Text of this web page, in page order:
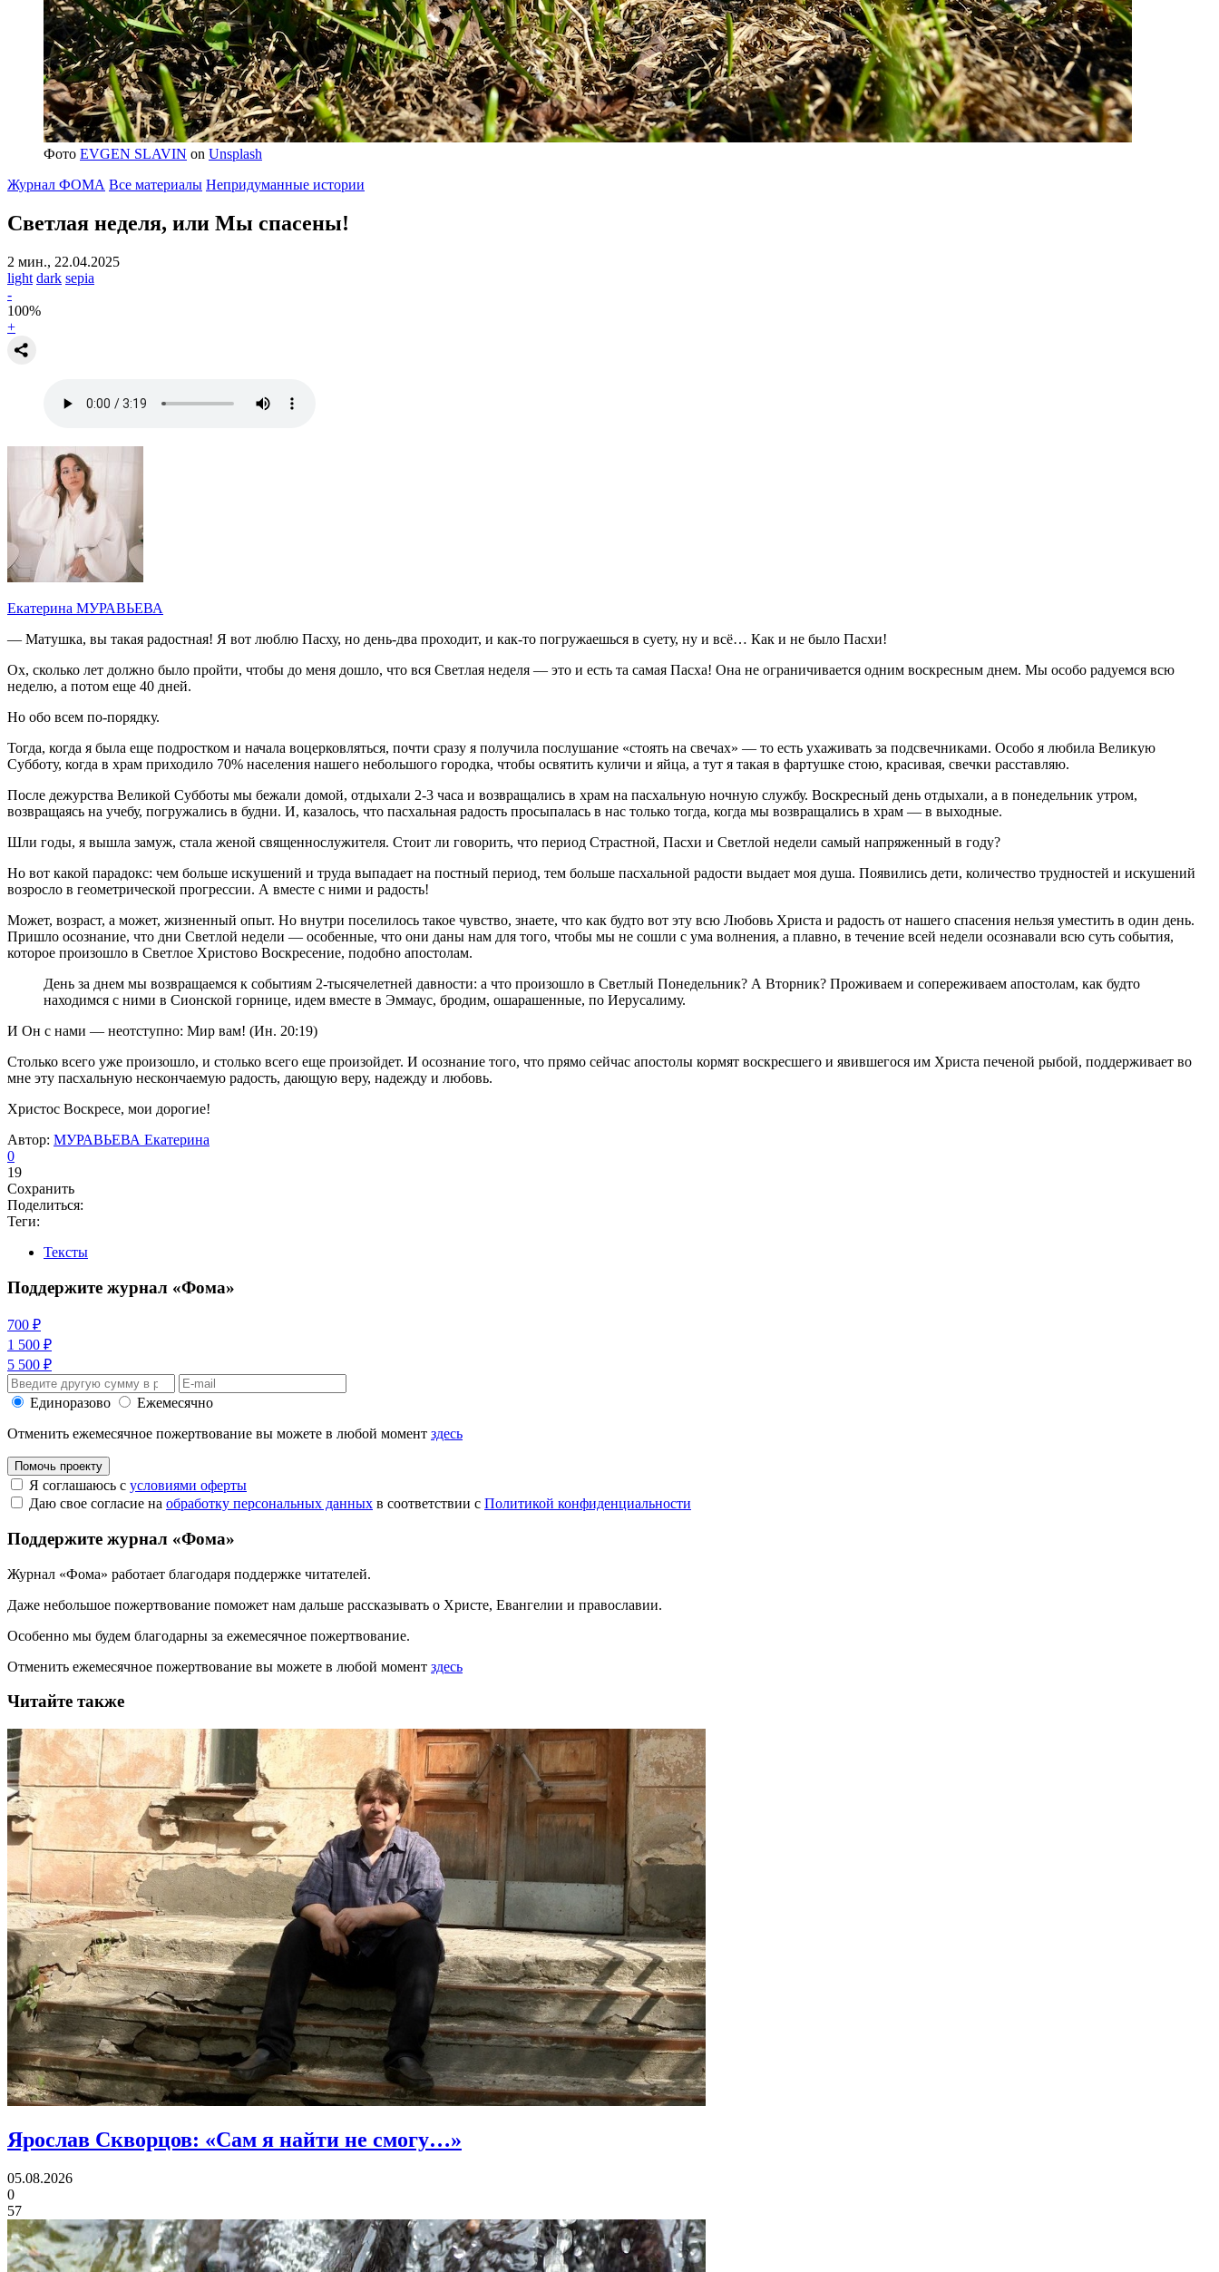
Фото EVGEN SLAVIN on Unsplash
Журнал ФОМА Все материалы Непридуманные истории
Светлая неделя, или Мы спасены!
2 мин., 22.04.2025
light dark sepia
-
100%
+
Екатерина МУРАВЬЕВА
— Матушка, вы такая радостная! Я вот люблю Пасху, но день-два проходит, и как-то погружаешься в суету, ну и всё… Как и не было Пасхи!
Ох, сколько лет должно было пройти, чтобы до меня дошло, что вся Светлая неделя — это и есть та самая Пасха! Она не ограничивается одним воскресным днем. Мы особо радуемся всю
неделю, а потом еще 40 дней.
Но обо всем по-порядку.
Тогда, когда я была еще подростком и начала воцерковляться, почти сразу я получила послушание «стоять на свечах» — то есть ухаживать за подсвечниками. Особо я любила Великую
Субботу, когда в храм приходило 70% населения нашего небольшого городка, чтобы освятить куличи и яйца, а тут я такая в фартушке стою, красивая, свечки расставляю.
После дежурства Великой Субботы мы бежали домой, отдыхали 2-3 часа и возвращались в храм на пасхальную ночную службу. Воскресный день отдыхали, а в понедельник утром,
возвращаясь на учебу, погружались в будни. И, казалось, что пасхальная радость просыпалась в нас только тогда, когда мы возвращались в храм — в выходные.
Шли годы, я вышла замуж, стала женой священнослужителя. Стоит ли говорить, что период Страстной, Пасхи и Светлой недели самый напряженный в году?
Но вот какой парадокс: чем больше искушений и труда выпадает на постный период, тем больше пасхальной радости выдает моя душа. Появились дети, количество трудностей и искушений
возросло в геометрической прогрессии. А вместе с ними и радость!
Может, возраст, а может, жизненный опыт. Но внутри поселилось такое чувство, знаете, что как будто вот эту всю Любовь Христа и радость от нашего спасения нельзя уместить в один день.
Пришло осознание, что дни Светлой недели — особенные, что они даны нам для того, чтобы мы не сошли с ума волнения, а плавно, в течение всей недели осознавали всю суть события,
которое произошло в Светлое Христово Воскресение, подобно апостолам.
День за днем мы возвращаемся к событиям 2-тысячелетней давности: а что произошло в Светлый Понедельник? А Вторник? Проживаем и сопереживаем апостолам, как будто
находимся с ними в Сионской горнице, идем вместе в Эммаус, бродим, ошарашенные, по Иерусалиму.
И Он с нами — неотступно: Мир вам! (Ин. 20:19)
Столько всего уже произошло, и столько всего еще произойдет. И осознание того, что прямо сейчас апостолы кормят воскресшего и явившегося им Христа печеной рыбой, поддерживает во
мне эту пасхальную нескончаемую радость, дающую веру, надежду и любовь.
Христос Воскресе, мои дорогие!
Автор: МУРАВЬЕВА Екатерина
0
19
Сохранить
Поделиться:
Теги:
Тексты
Поддержите журнал «Фома»
700 ₽
1 500 ₽
5 500 ₽
Единоразово
Ежемесячно
Отменить ежемесячное пожертвование вы можете в любой момент здесь
Помочь проекту
Я соглашаюсь с условиями оферты
Даю свое согласие на обработку персональных данных в соответствии с Политикой конфиденциальности
Поддержите журнал «Фома»
Журнал «Фома» работает благодаря поддержке читателей.
Даже небольшое пожертвование поможет нам дальше рассказывать о Христе, Евангелии и православии.
Особенно мы будем благодарны за ежемесячное пожертвование.
Отменить ежемесячное пожертвование вы можете в любой момент здесь
Читайте также
Ярослав Скворцов: «Сам я найти не смогу…»
05.08.2026
0
57